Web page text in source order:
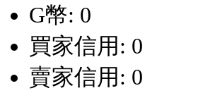
G幣: 0
買家信用: 0
賣家信用: 0